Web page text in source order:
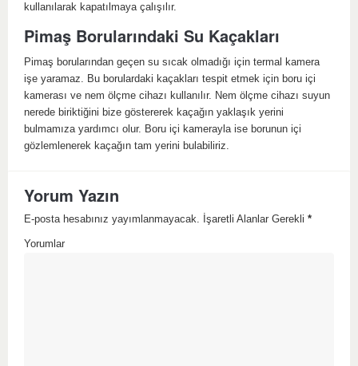
kullanılarak kapatılmaya çalışılır.
Pimaş Borularındaki Su Kaçakları
Pimaş borularından geçen su sıcak olmadığı için termal kamera
işe yaramaz. Bu borulardaki kaçakları tespit etmek için boru içi
kamerası ve nem ölçme cihazı kullanılır. Nem ölçme cihazı suyun
nerede biriktiğini bize göstererek kaçağın yaklaşık yerini
bulmamıza yardımcı olur. Boru içi kamerayla ise borunun içi
gözlemlenerek kaçağın tam yerini bulabiliriz.
Yorum Yazın
E-posta hesabınız yayımlanmayacak. İşaretli Alanlar Gerekli *
Yorumlar